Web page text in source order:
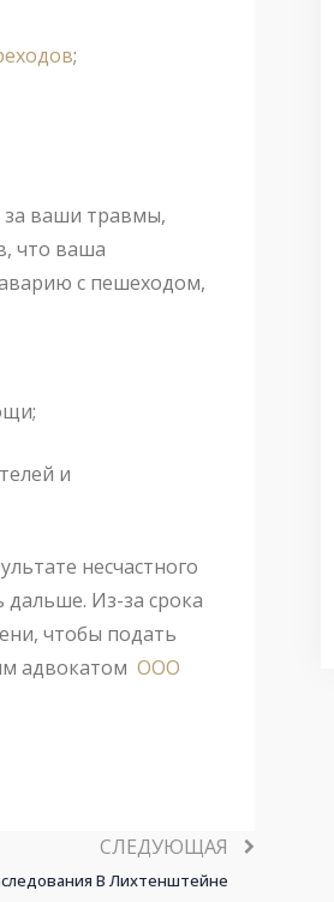
;
за ваши травмы,
что ваша
с пешеходом,
и
несчастного
дальше. Из-за срока
чтобы подать
адвокатом ООО
СЛЕДУЮЩАЯ
В Лихтенштейне